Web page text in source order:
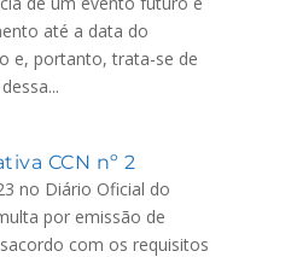
até a data do
e, portanto, trata-se de
CCN nº 2
no Diário Oficial do
por emissão de
com os requisitos